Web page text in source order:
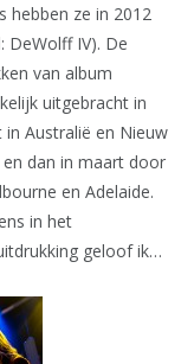
hebben ze in 2012
DeWolff IV). De
van album
uitgebracht in
Australië en Nieuw
dan in maart door
en Adelaide.
in het
geloof ik…